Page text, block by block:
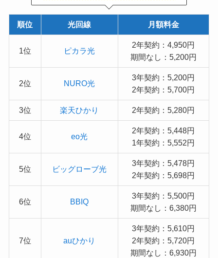
順位 光回線 月額料金
1位 ピカラ光
2年契約：4,950円
期間なし：5,200円
2位 NURO光
3年契約：5,200円
2年契約：5,700円
3位 楽天ひかり 2年契約：5,280円
4位 eo光
2年契約：5,448円
1年契約：5,552円
5位 ビッグローブ光
3年契約：5,478円
2年契約：5,698円
6位 BBIQ
3年契約：5,500円
期間なし：6,380円
7位 auひかり
3年契約：5,610円
2年契約：5,720円
期間なし：6,930円